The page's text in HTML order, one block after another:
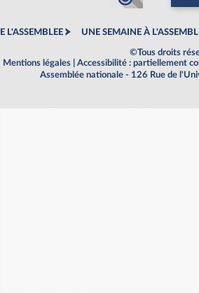
L'ASSEMBLEE UNE SEMAINE À
©Tous droits
Mentions légales
Accessibilité : partiellement
Assemblée nationale - 126 Rue de